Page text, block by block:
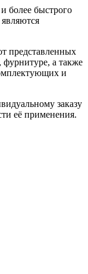
более быстрого
представленных
фурнитуре, а также
и
заказу
её применения.